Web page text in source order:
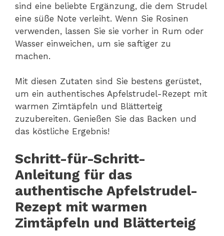
sind eine beliebte Ergänzung, die dem Strudel
eine süße Note verleiht. Wenn Sie Rosinen
verwenden, lassen Sie sie vorher in Rum oder
Wasser einweichen, um sie saftiger zu
machen.
Mit diesen Zutaten sind Sie bestens gerüstet,
um ein authentisches Apfelstrudel-Rezept mit
warmen Zimtäpfeln und Blätterteig
zuzubereiten. Genießen Sie das Backen und
das köstliche Ergebnis!
Schritt-für-Schritt-
Anleitung für das
authentische Apfelstrudel-
Rezept mit warmen
Zimtäpfeln und Blätterteig